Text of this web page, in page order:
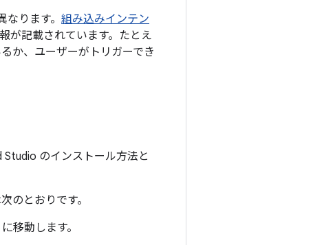
ります。 組み込みインテン
が記載されています。たとえ
か、ユーザーがトリガーでき
のインストール方法と
のとおりです。
移動します。